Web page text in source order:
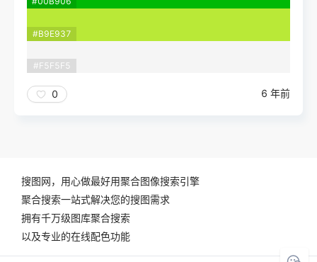
#B9E937
#F5F5F5
0 6 年前
搜图网，用心做最好用聚合图像搜索引擎
聚合搜索一站式解决您的搜图需求
拥有千万级图库聚合搜索
以及专业的在线配色功能